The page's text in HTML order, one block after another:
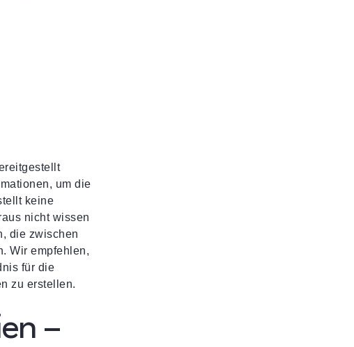
um die
keine
nicht wissen
die zwischen
Wir empfehlen,
für die
zu erstellen.
–